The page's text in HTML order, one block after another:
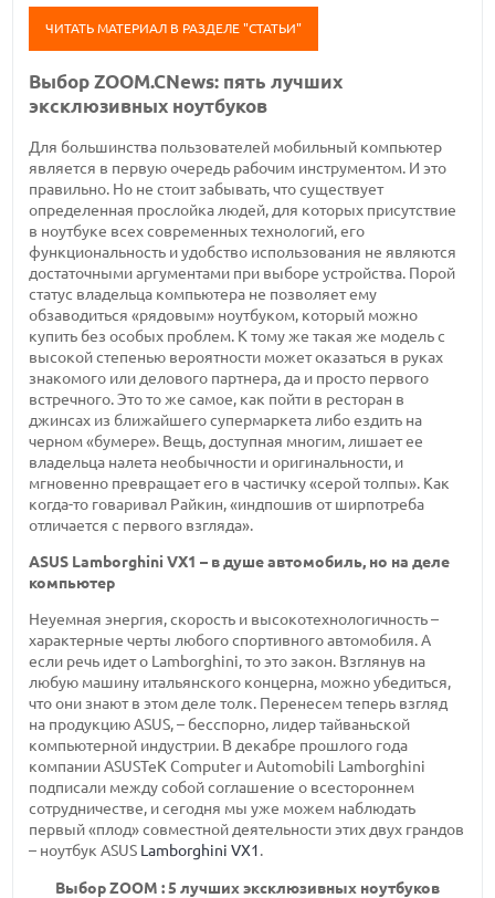
ЧИТАТЬ МАТЕРИАЛ В РАЗДЕЛЕ "СТАТЬИ"
Выбор ZOOM.CNews: пять лучших
эксклюзивных ноутбуков
Для большинства пользователей мобильный компьютер
является в первую очередь рабочим инструментом. И это
правильно. Но не стоит забывать, что существует
определенная прослойка людей, для которых присутствие
в ноутбуке всех современных технологий, его
функциональность и удобство использования не являются
достаточными аргументами при выборе устройства. Порой
статус владельца компьютера не позволяет ему
обзаводиться «рядовым» ноутбуком, который можно
купить без особых проблем. К тому же такая же модель с
высокой степенью вероятности может оказаться в руках
знакомого или делового партнера, да и просто первого
встречного. Это то же самое, как пойти в ресторан в
джинсах из ближайшего супермаркета либо ездить на
черном «бумере». Вещь, доступная многим, лишает ее
владельца налета необычности и оригинальности, и
мгновенно превращает его в частичку «серой толпы». Как
когда-то говаривал Райкин, «индпошив от ширпотреба
отличается с первого взгляда».
ASUS Lamborghini VX1 – в душе автомобиль, но на деле
компьютер
Неуемная энергия, скорость и высокотехнологичность –
характерные черты любого спортивного автомобиля. А
если речь идет о Lamborghini, то это закон. Взглянув на
любую машину итальянского концерна, можно убедиться,
что они знают в этом деле толк. Перенесем теперь взгляд
на продукцию ASUS, – бесспорно, лидер тайваньской
компьютерной индустрии. В декабре прошлого года
компании ASUSTeK Computer и Automobili Lamborghini
подписали между собой соглашение о всестороннем
сотрудничестве, и сегодня мы уже можем наблюдать
первый «плод» совместной деятельности этих двух грандов
– ноутбук ASUS Lamborghini VX1.
Выбор ZOOM : 5 лучших эксклюзивных ноутбуков